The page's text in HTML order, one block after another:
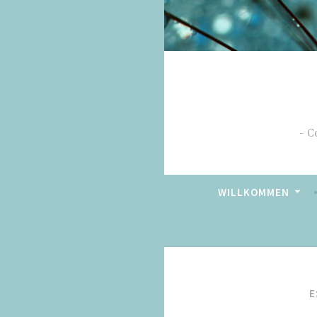
WILLKOMMEN